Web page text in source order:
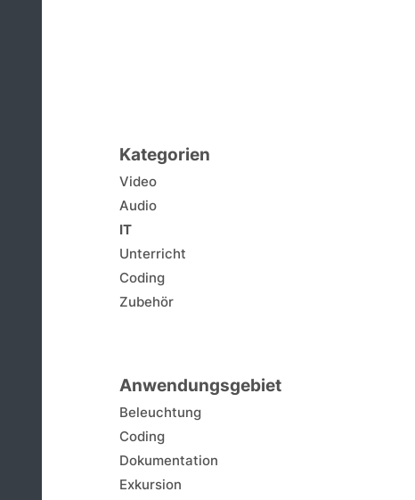
Kategorien
Video
Audio
IT
Unterricht
Coding
Zubehör
Anwendungsgebiet
Beleuchtung
Coding
Dokumentation
Exkursion